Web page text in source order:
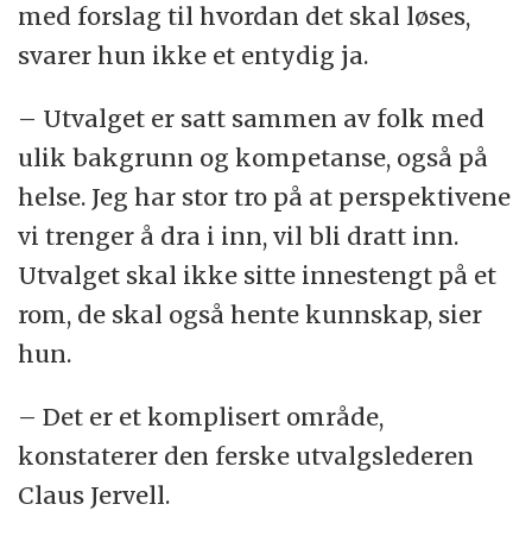
med forslag til hvordan det skal løses,
svarer hun ikke et entydig ja.
– Utvalget er satt sammen av folk med
ulik bakgrunn og kompetanse, også på
helse. Jeg har stor tro på at perspektivene
vi trenger å dra i inn, vil bli dratt inn.
Utvalget skal ikke sitte innestengt på et
rom, de skal også hente kunnskap, sier
hun.
– Det er et komplisert område,
konstaterer den ferske utvalgslederen
Claus Jervell.